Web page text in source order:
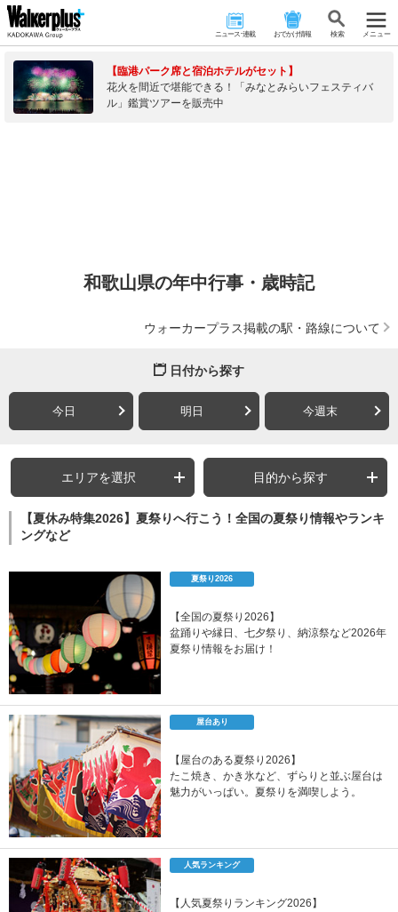
ニュース･連載 おでかけ情報 検 索 メニュー
【臨港パーク席と宿泊ホテルがセット】
花火を間近で堪能できる！「みなとみらいフェスティバ
ル」鑑賞ツアーを販売中
和歌山県の年中行事・歳時記
ウォーカープラス掲載の駅・路線について
日付から探す
今日 明日 今週末
エリアを選択 目的から探す
【夏休み特集2026】夏祭りへ行こう！全国の夏祭り情報やランキ
ングなど
夏祭り2026
【全国の夏祭り2026】
盆踊りや縁日、七夕祭り、納涼祭など2026年
夏祭り情報をお届け！
屋台あり
【屋台のある夏祭り2026】
たこ焼き、かき氷など、ずらりと並ぶ屋台は
魅力がいっぱい。夏祭りを満喫しよう。
人気ランキング
【人気夏祭りランキング2026】